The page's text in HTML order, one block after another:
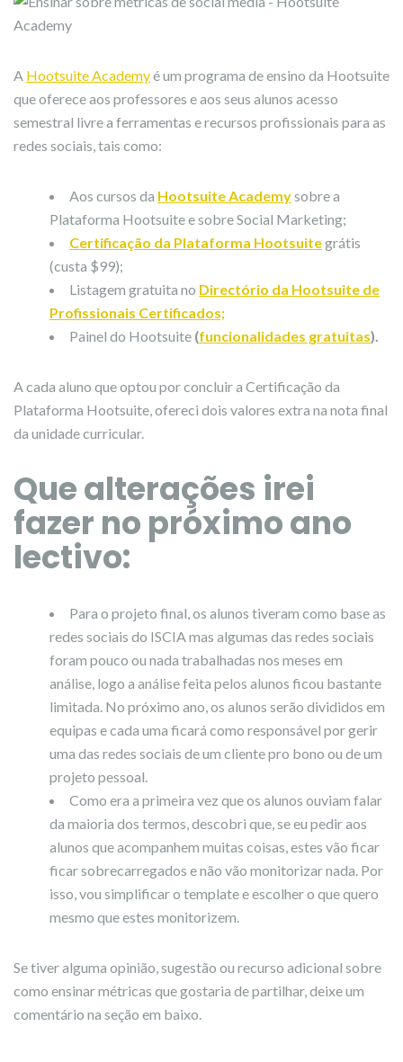
A Hootsuite Academyé um programa de ensino da Hootsuite
que oferece aos professores e aos seus alunos acesso
semestral livre a ferramentas e recursos profissionais para as
redes sociais, tais como:
Aos cursos da Hootsuite Academysobre a
Plataforma Hootsuite e sobre Social Marketing;
Certificação da Plataforma Hootsuitegrátis
(custa $99);
Listagem gratuita no Directório da Hootsuite de
Profissionais Certificados;
Painel do Hootsuite (funcionalidades gratuitas).
A cada aluno que optou por concluir a Certificação da
Plataforma Hootsuite, ofereci dois valores extra na nota final
da unidade curricular.
Que alterações irei
fazer no próximo ano
lectivo:
Para o projeto final, os alunos tiveram como base as
redes sociais do ISCIA mas algumas das redes sociais
foram pouco ou nada trabalhadas nos meses em
análise, logo a análise feita pelos alunos ficou bastante
limitada. No próximo ano, os alunos serão divididos em
equipas e cada uma ficará como responsável por gerir
uma das redes sociais de um cliente pro bono ou de um
projeto pessoal.
Como era a primeira vez que os alunos ouviam falar
da maioria dos termos, descobri que, se eu pedir aos
alunos que acompanhem muitas coisas, estes vão ficar
ficar sobrecarregados e não vão monitorizar nada. Por
isso, vou simplificar o template e escolher o que quero
mesmo que estes monitorizem.
Se tiver alguma opinião, sugestão ou recurso adicional sobre
como ensinar métricas que gostaria de partilhar, deixe um
comentário na seção em baixo.